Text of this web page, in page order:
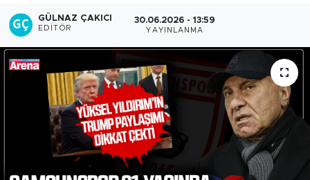
GÜLNAZ ÇAKICI
EDITÖR
30.06.2026 - 13:59
YAYINLANMA